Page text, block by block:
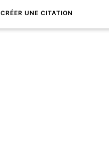
CRÉER UNE CITATION